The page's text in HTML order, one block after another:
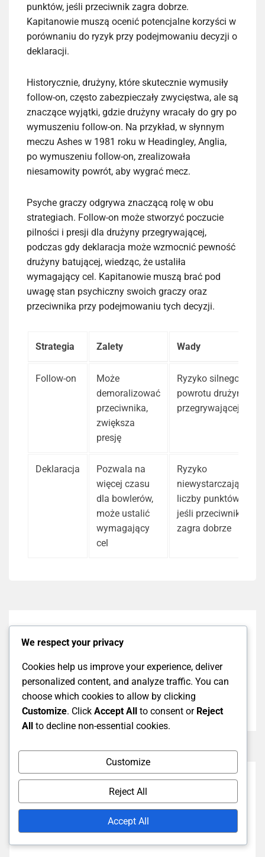
punktów, jeśli przeciwnik zagra dobrze.
Kapitanowie muszą ocenić potencjalne korzyści w
porównaniu do ryzyk przy podejmowaniu decyzji o
deklaracji.
Historycznie, drużyny, które skutecznie wymusiły
follow-on, często zabezpieczały zwycięstwa, ale są
znaczące wyjątki, gdzie drużyny wracały do gry po
wymuszeniu follow-on. Na przykład, w słynnym
meczu Ashes w 1981 roku w Headingley, Anglia,
po wymuszeniu follow-on, zrealizowała
niesamowity powrót, aby wygrać mecz.
Psyche graczy odgrywa znaczącą rolę w obu
strategiach. Follow-on może stworzyć poczucie
pilności i presji dla drużyny przegrywającej,
podczas gdy deklaracja może wzmocnić pewność
drużyny batującej, wiedząc, że ustaliła
wymagający cel. Kapitanowie muszą brać pod
uwagę stan psychiczny swoich graczy oraz
przeciwnika przy podejmowaniu tych decyzji.
Strategia Zalety Wady
Follow-on
Może
demoralizować
przeciwnika,
zwiększa
presję
Ryzyko silnego
powrotu drużyny
przegrywającej
Deklaracja
Pozwala na
więcej czasu
dla bowlerów,
może ustalić
wymagający
cel
Ryzyko
niewystarczającej
liczby punktów,
jeśli przeciwnik
zagra dobrze
Test Cricket: Zasady dotyczące szerokiej piłki,
Definicje, Zastosowania
Mecz Testowy: Wkład graczy, Role, Oceny
We respect your privacy
Cookies help us improve your experience, deliver
personalized content, and analyze traffic. You can
choose which cookies to allow by clicking
Customize. Click Accept All to consent or Reject
All to decline non-essential cookies.
Customize
Reject All
Accept All